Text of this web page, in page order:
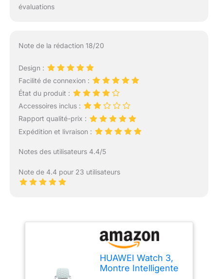
évaluations
Note de la rédaction 18/20
Design :
Facilité de connexion :
État du produit :
Accessoires inclus :
Rapport qualité-prix :
Expédition et livraison :
Notes des utilisateurs 4.4/5
Note de 4.4 pour 23 utilisateurs
HUAWEI Watch 3,
Montre Intelligente